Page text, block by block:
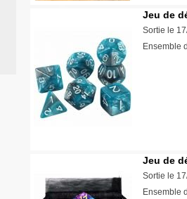
Jeu de
Sortie le
Ensemble
Jeu de
Sortie le
Ensemble